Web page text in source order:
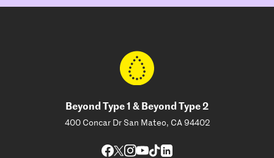
Beyond Type 1 & Beyond Type 2
400 Concar Dr San Mateo, CA 94402